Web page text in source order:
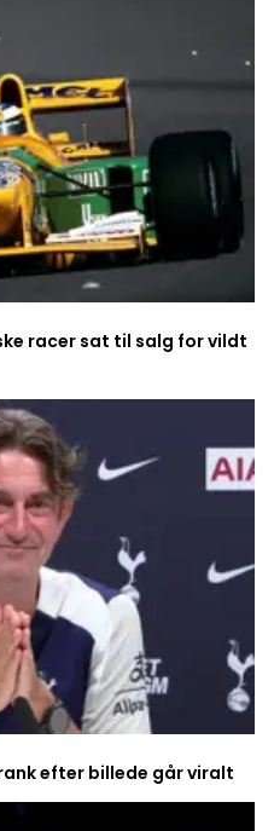
racer sat til salg for vildt
efter billede går viralt